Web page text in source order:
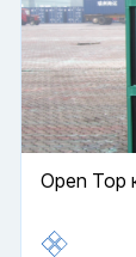
Open Top